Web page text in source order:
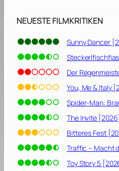
9
]
e
b
e
1
9
9
1
]
NEUESTE FILMKRITIKEN
Sunny Dancer
Der
You, Me & Italy
Spider-Man:
The Invite [2026]
Bitteres Fest
Traffic – Macht
Toy Story 5